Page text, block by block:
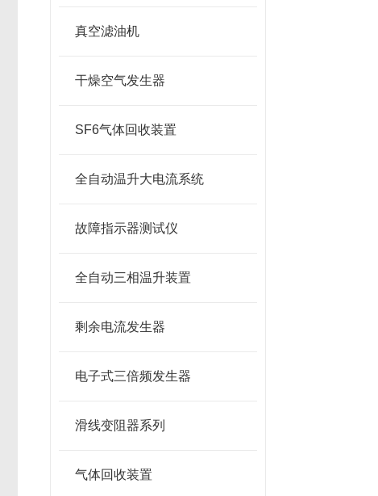
真空滤油机
干燥空气发生器
SF6气体回收装置
全自动温升大电流系统
故障指示器测试仪
全自动三相温升装置
剩余电流发生器
电子式三倍频发生器
滑线变阻器系列
气体回收装置